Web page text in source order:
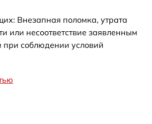
Внезапная поломка, утрата
или несоответствие заявленным
при соблюдении условий